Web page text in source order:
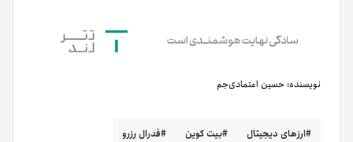
نویسنده: حسین اعتمادی‌جم
ارزهای دیجیتال بیت کوین فدرال رزرو